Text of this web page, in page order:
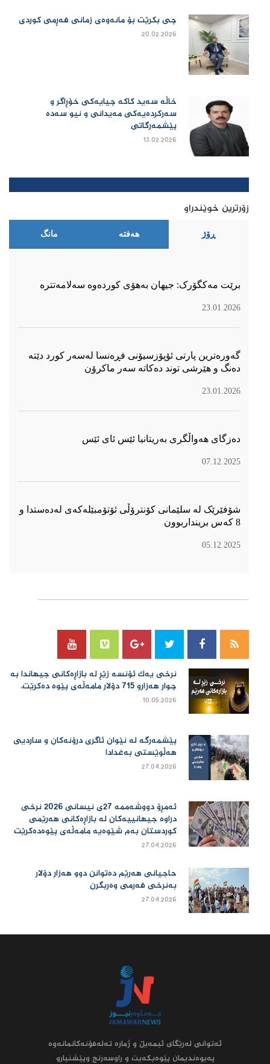
چی بكرێت بۆ مانەوەی زمانی فەڕمی كوردی
20.02.2026
خاڵە سەید کاکە چیایەکی خۆڕاگر و
سەرکردەیەکی مەیدانی و نیو سەدە
پێشمەرگاتی
13.02.2026
زۆرترین خوێندراو
ڕۆژ هەفتە مانگ
برێت مەکگۆرک: جیهان بەهۆی کوردەوە سەلامەتترە
23.01.2026
گەورەترین پارتی ئۆپۆزسیۆنی فڕەنسا لەسەر كورد دێتە
دەنگ و هێرشی توند دەكاتە سەر ماكرۆن
23.01.2026
دەزگای هەواڵگری بەریتانیا ئێس ئای ئێس
07.12.2025
شۆفێرێک لە سلێمانی کۆنترۆڵی ئۆتۆمبێلەکەی لەدەستدا و
8 کەس برینداربوون
05.12.2025
نرخی یەك ئۆنسە زێڕ لە بازاڕەكانی جیهاندا بە
چوار هەزارو 715 دۆلار مامەڵەی پێوە دەكرێت.
10.05.2026
پێشمەرگە لە نێوان ئاگری درۆنەکان و ساردیی
هەڵوێستی بەغدادا
27.04.2026
ئەمڕۆ دووشەممە 27ی نیسانی 2026 نرخی
دراوە جیهانییەكان لە بازاڕەكانی هەرێمی
كوردستان بەم شێوەیە مامەڵەی پێوەدەكرێت
27.04.2026
حاجیانی هەرێم دەتوانن دوو هەزار دۆلار
بەنرخی فەرمی وەربگرن
27.04.2026
ئه‌توانى له‌رێگاى ئیمه‌یڵ و ژماره‌ ته‌له‌فۆنه‌کانمانه‌وه‌
په‌یوه‌ندیمان پێوه‌بکه‌یت و راوسه‌رنج وپێشنیارو